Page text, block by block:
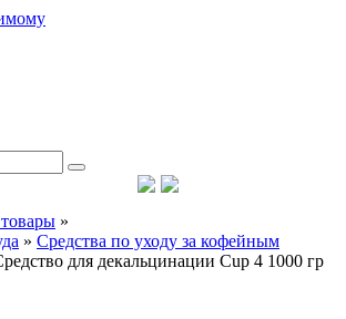
кофемашин и кофейной техники для дома
»
» Средства по уходу за кофейным
для декальцинации Cup 4 1000 гр